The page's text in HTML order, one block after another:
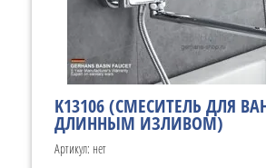
K13106 (СМЕСИТЕЛЬ ДЛЯ
ДЛИННЫМ ИЗЛИВОМ)
Артикул: нет